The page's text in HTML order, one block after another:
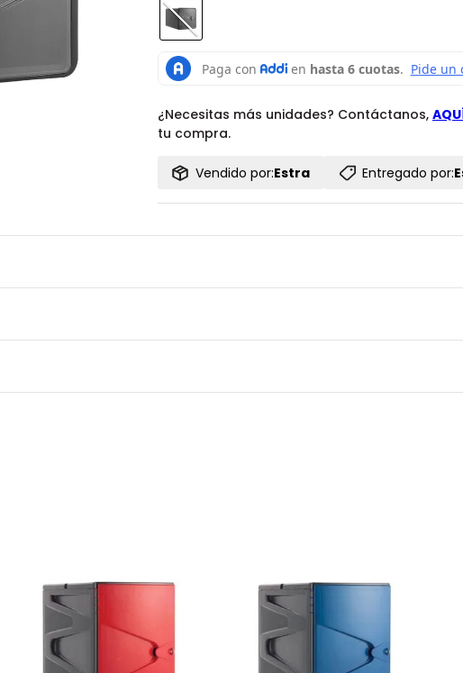
¿Necesitas más unidades? Contáctanos,
tu compra.
Vendido por:Estra Entregado por: